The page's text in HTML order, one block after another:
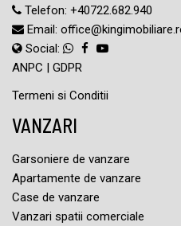
Telefon: +40722.682.940
Email:
Social:
ANPC | GDPR
Termeni si Conditii
VANZARI
Garsoniere de vanzare
Apartamente de vanzare
Case de vanzare
Vanzari spatii comerciale